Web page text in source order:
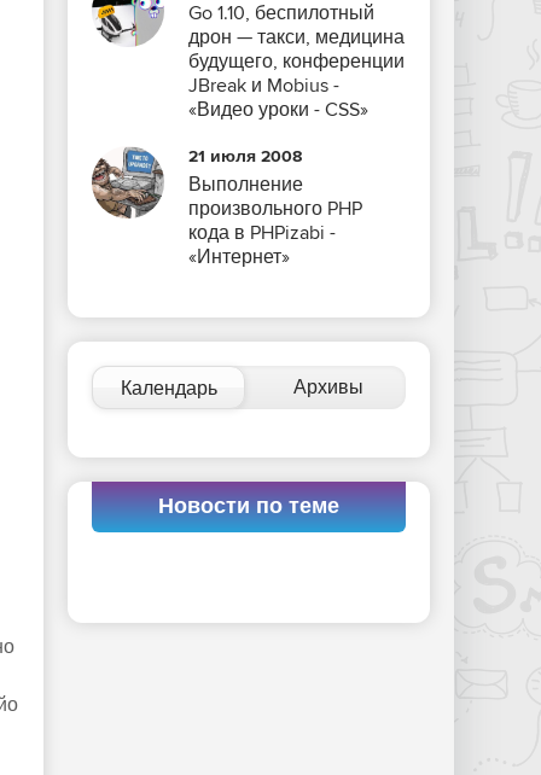
Go 1.10, беспилотный
дрон — такси, медицина
будущего, конференции
JBreak и Mobius -
«Видео уроки - CSS»
21 июля 2008
Выполнение
произвольного PHP
кода в PHPizabi -
«Интернет»
Календарь Архивы
Новости по теме